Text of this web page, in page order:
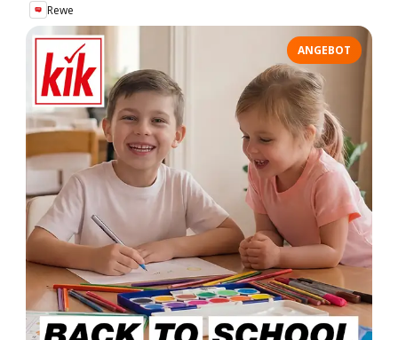
Rewe
ANGEBOT